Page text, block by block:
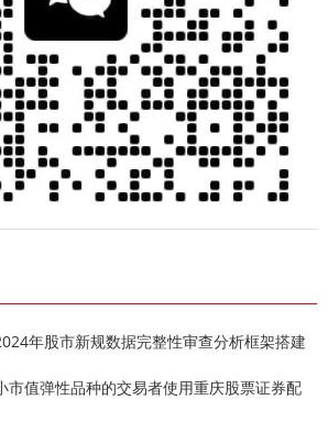
年股市新规数据完整性审查分析框架搭建
市值弹性品种的交易者使用重庆股票证券配